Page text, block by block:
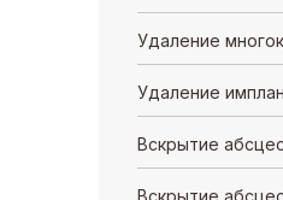
Удаление
Удаление
Вскрытие
Вскрытие